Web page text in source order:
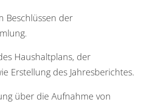
Beschlüssen der
Haushaltplans, der
Erstellung des Jahresberichtes.
über die Aufnahme von